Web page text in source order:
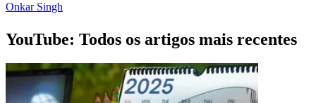
Onkar Singh
YouTube: Todos os artigos mais recentes